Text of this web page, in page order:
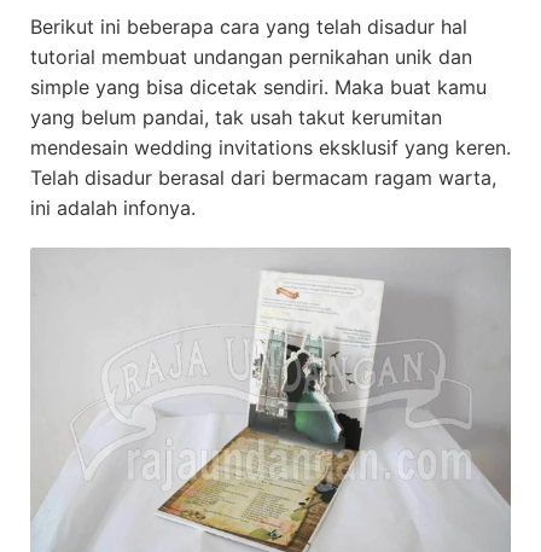
Berikut ini beberapa cara yang telah disadur hal
tutorial membuat undangan pernikahan unik dan
simple yang bisa dicetak sendiri. Maka buat kamu
yang belum pandai, tak usah takut kerumitan
mendesain wedding invitations eksklusif yang keren.
Telah disadur berasal dari bermacam ragam warta,
ini adalah infonya.